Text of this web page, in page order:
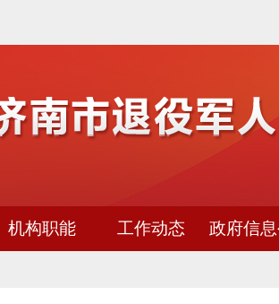
机构职能 工作动态 政府信